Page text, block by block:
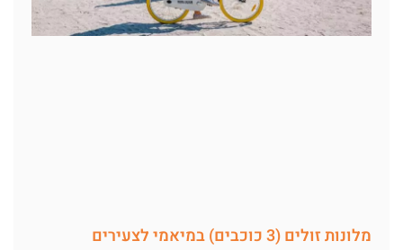
מלונות זולים (3 כוכבים) במיאמי לצעירים